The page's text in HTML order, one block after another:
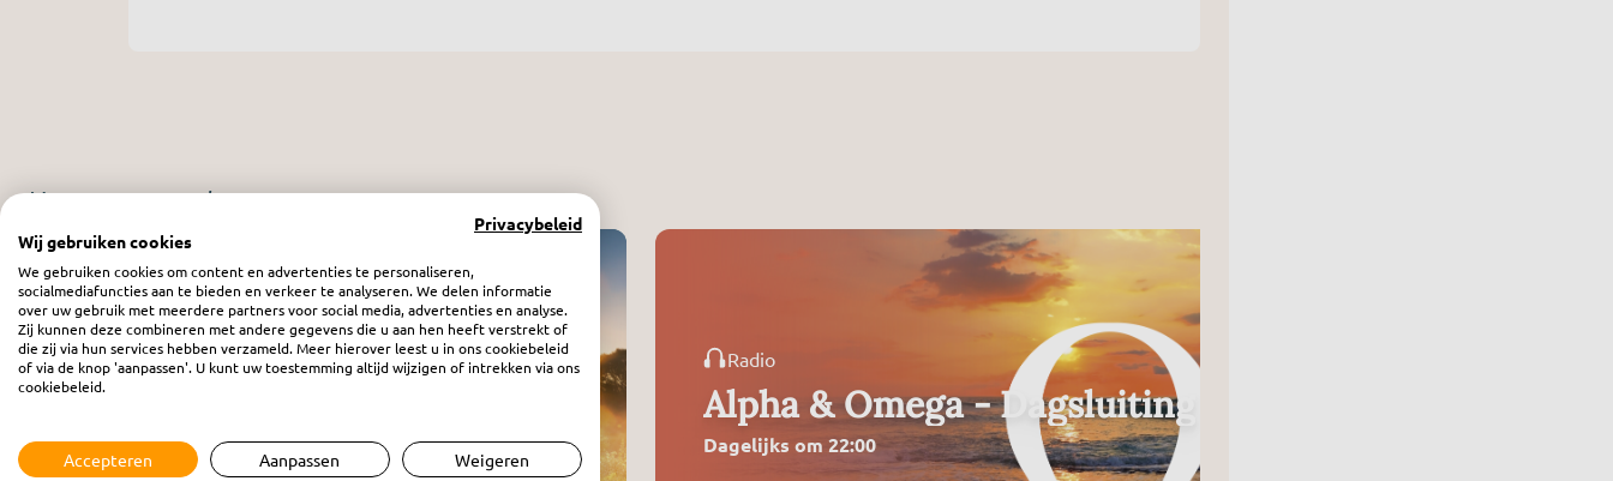
Meer programma’s
Radio
Alpha & Omega - Dagopening
Dagelijks om 09:00
Radio
Alpha & Omega - Dagsluiting
Dagelijks om 22:00
Privacybeleid
Wij gebruiken cookies
We gebruiken cookies om content en advertenties te personaliseren,
socialmediafuncties aan te bieden en verkeer te analyseren. We delen informatie
over uw gebruik met meerdere partners voor social media, advertenties en analyse.
Zij kunnen deze combineren met andere gegevens die u aan hen heeft verstrekt of
die zij via hun services hebben verzameld. Meer hierover leest u in ons cookiebeleid
of via de knop 'aanpassen'. U kunt uw toestemming altijd wijzigen of intrekken via ons
cookiebeleid.
Accepteren Aanpassen Weigeren